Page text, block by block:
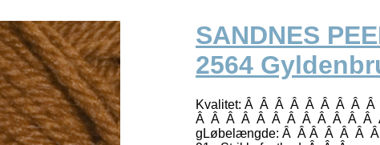
SANDNES
2564
Kvalitet: Â Â Â Â Â Â Â Â Â
Â Â Â Â Â Â Â Â Â Â Â Â
gLøbelængde: Â Â Â Â Â Â